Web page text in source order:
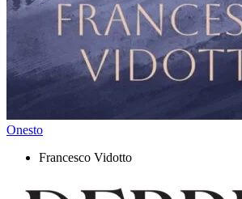
Onesto
Francesco Vidotto